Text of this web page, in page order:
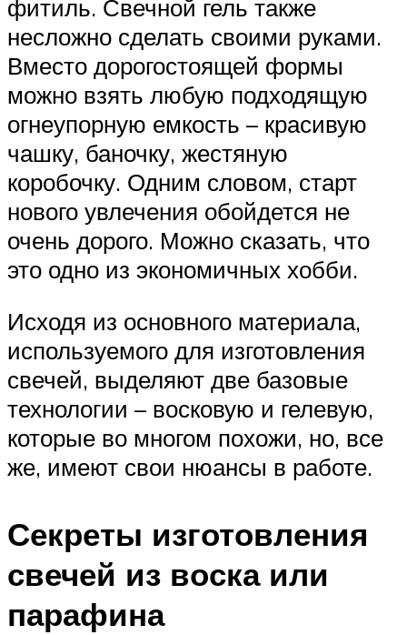
фитиль. Свечной гель также
несложно сделать своими руками.
Вместо дорогостоящей формы
можно взять любую подходящую
огнеупорную емкость – красивую
чашку, баночку, жестяную
коробочку. Одним словом, старт
нового увлечения обойдется не
очень дорого. Можно сказать, что
это одно из экономичных хобби.
Исходя из основного материала,
используемого для изготовления
свечей, выделяют две базовые
технологии – восковую и гелевую,
которые во многом похожи, но, все
же, имеют свои нюансы в работе.
Секреты изготовления
свечей из воска или
парафина